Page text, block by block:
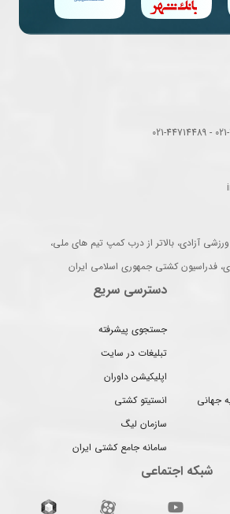
آزادی، بالاتر از درب کمپ تیم های ملی،
فدراسیون کشتی جمهوری اسلامی ایران
جهانی
دسترسی سریع
جستجوی پیشرفته
تبلیغات در سایت
اپلیکیشن داوران
انستیتو کشتی
سازمان لیگ
سامانه جامع کشتی ایران
شبکه اجتماعی